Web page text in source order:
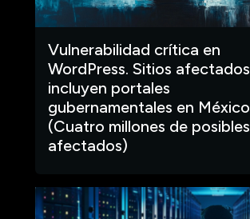
Vulnerabilidad crítica en
WordPress. Sitios afectados
incluyen portales
gubernamentales en México
(Cuatro millones de posibles
afectados)